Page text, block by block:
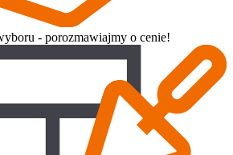
- porozmawiajmy o cenie!